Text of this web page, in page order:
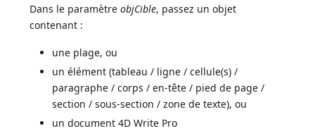
Dans le paramètreobjCible, passez un objet
contenant :
une plage, ou
un élément (tableau / ligne / cellule(s) /
paragraphe / corps / en-tête / pied de page /
section / sous-section / zone de texte), ou
un document 4D Write Pro